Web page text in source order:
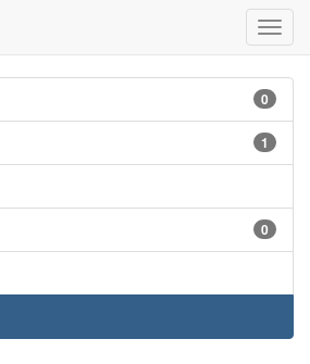
0
1
0